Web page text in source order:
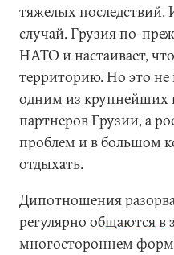
тяжелых
случай. Грузия по-
НАТО и настаивает,
территорию. Но это
одним из крупнейших
партнеров Грузии, а
проблем и в большом
отдыхать.
Дипотношения
регулярно общаютсяв
многостороннем